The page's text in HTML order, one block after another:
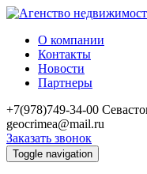
О компании
Контакты
Новости
Партнеры
+7(978)749-34-00
geocrimea@mail.ru
Заказать звонок
Toggle navigation